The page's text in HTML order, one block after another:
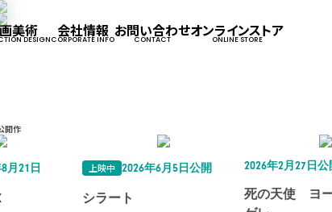
美術
DESIGN 会社情報
CORPORATE INFOお問い合わせ
CONTACT オンラインストア
ONLINE STORE
開作
月21日 上映中 2026年6月5日公開
シラート
2026年2月27日公
死の天使 ヨ